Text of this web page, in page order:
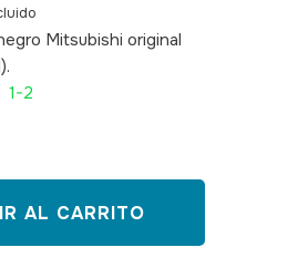
Mitsubishi original
1-2
AL CARRITO